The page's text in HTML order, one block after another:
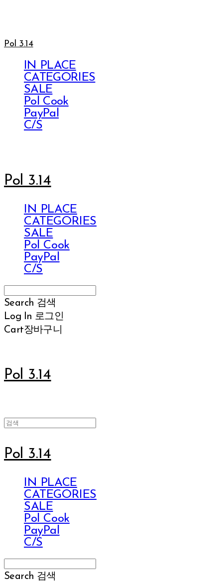
Pol 3.14
IN PLACE
CATEGORIES
SALE
Pol Cook
PayPal
C/S
Pol 3.14
IN PLACE
CATEGORIES
SALE
Pol Cook
PayPal
C/S
Search 검색
Log In 로그인
Cart장바구니
Pol 3.14
Pol 3.14
IN PLACE
CATEGORIES
SALE
Pol Cook
PayPal
C/S
Search 검색